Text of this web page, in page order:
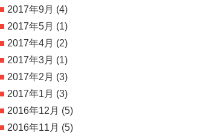
2017年9月 (4)
2017年5月 (1)
2017年4月 (2)
2017年3月 (1)
2017年2月 (3)
2017年1月 (3)
2016年12月 (5)
2016年11月 (5)